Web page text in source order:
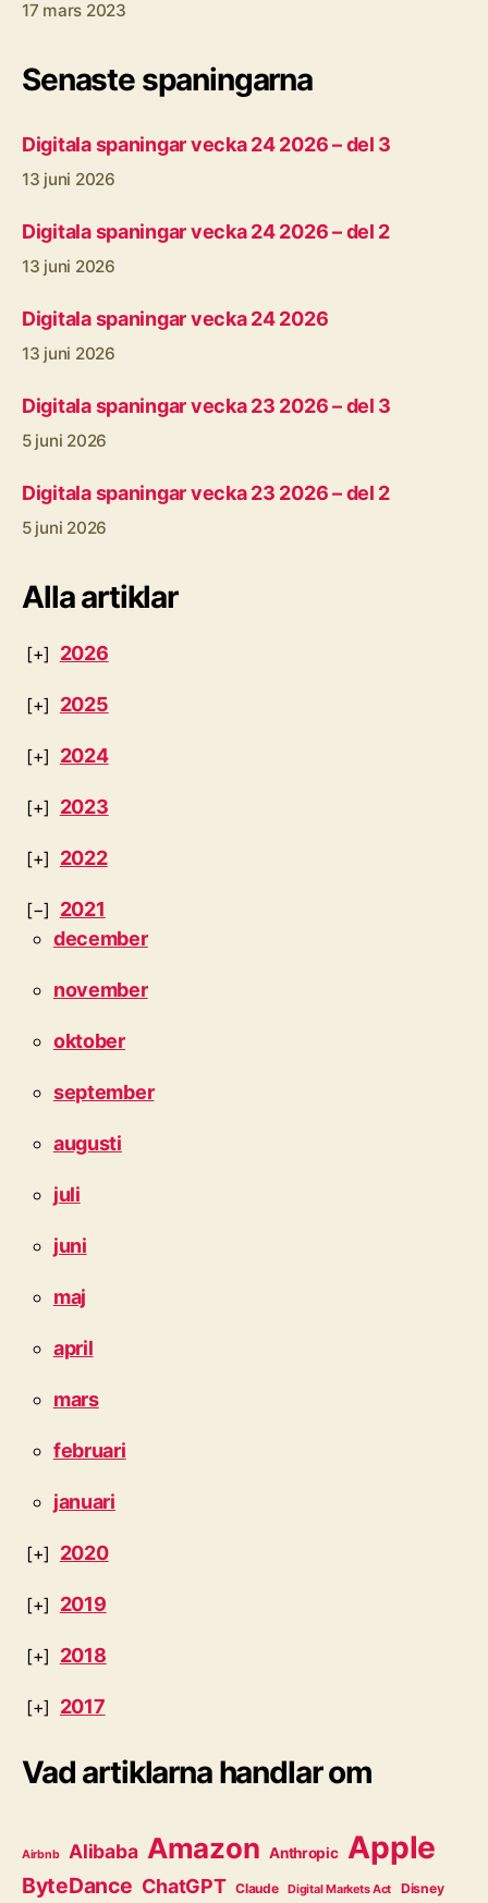
17 mars 2023
Senaste spaningarna
Digitala spaningar vecka 24 2026 – del 3
13 juni 2026
Digitala spaningar vecka 24 2026 – del 2
13 juni 2026
Digitala spaningar vecka 24 2026
13 juni 2026
Digitala spaningar vecka 23 2026 – del 3
5 juni 2026
Digitala spaningar vecka 23 2026 – del 2
5 juni 2026
Alla artiklar
2026
2025
2024
2023
2022
2021
december
november
oktober
september
augusti
juli
juni
maj
april
mars
februari
januari
2020
2019
2018
2017
Vad artiklarna handlar om
Airbnb Alibaba Amazon Anthropic Apple
ByteDance ChatGPT Claude Digital Markets Act Disney